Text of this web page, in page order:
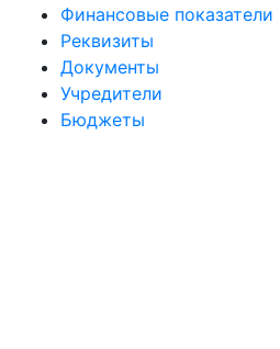
Финансовые показатели
Реквизиты
Документы
Учредители
Бюджеты